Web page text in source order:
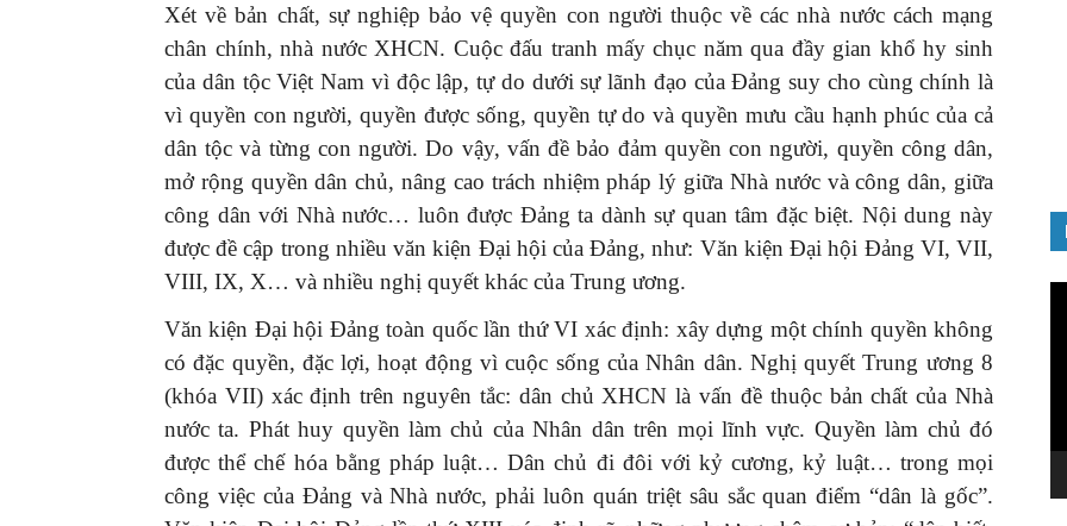
Xét về bản chất, sự nghiệp bảo vệ quyền con người thuộc về các nhà nước cách mạng
chân chính, nhà nước XHCN. Cuộc đấu tranh mấy chục năm qua đầy gian khổ hy sinh
của dân tộc Việt Nam vì độc lập, tự do dưới sự lãnh đạo của Đảng suy cho cùng chính là
vì quyền con người, quyền được sống, quyền tự do và quyền mưu cầu hạnh phúc của cả
dân tộc và từng con người. Do vậy, vấn đề bảo đảm quyền con người, quyền công dân,
mở rộng quyền dân chủ, nâng cao trách nhiệm pháp lý giữa Nhà nước và công dân, giữa
công dân với Nhà nước… luôn được Đảng ta dành sự quan tâm đặc biệt. Nội dung này
được đề cập trong nhiều văn kiện Đại hội của Đảng, như: Văn kiện Đại hội Đảng VI, VII,
VIII, IX, X… và nhiều nghị quyết khác của Trung ương.
Văn kiện Đại hội Đảng toàn quốc lần thứ VI xác định: xây dựng một chính quyền không
có đặc quyền, đặc lợi, hoạt động vì cuộc sống của Nhân dân. Nghị quyết Trung ương 8
(khóa VII) xác định trên nguyên tắc: dân chủ XHCN là vấn đề thuộc bản chất của Nhà
nước ta. Phát huy quyền làm chủ của Nhân dân trên mọi lĩnh vực. Quyền làm chủ đó
được thể chế hóa bằng pháp luật… Dân chủ đi đôi với kỷ cương, kỷ luật… trong mọi
công việc của Đảng và Nhà nước, phải luôn quán triệt sâu sắc quan điểm “dân là gốc”.
GIỚI THIỆU SÁCH
Quản trị nhân tài – Từ lý thuyết
đến thực tiễn
08/12/2025